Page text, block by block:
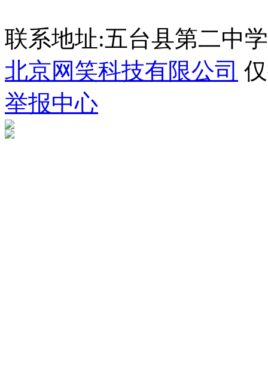
联系地址:五台县第二中
北京网笑科技有限公司
举报中心